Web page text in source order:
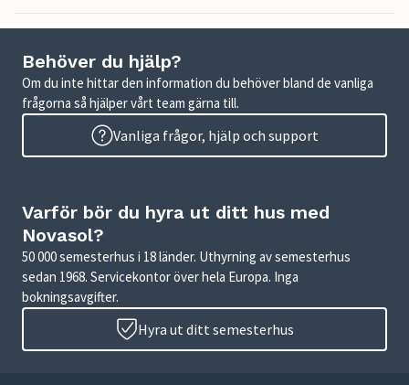
Behöver du hjälp?
Om du inte hittar den information du behöver bland de vanliga
frågorna så hjälper vårt team gärna till.
Vanliga frågor, hjälp och support
Varför bör du hyra ut ditt hus med
Novasol?
50 000 semesterhus i 18 länder. Uthyrning av semesterhus
sedan 1968. Servicekontor över hela Europa. Inga
bokningsavgifter.
Hyra ut ditt semesterhus